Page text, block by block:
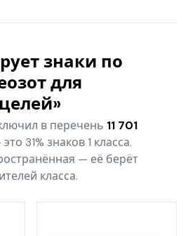
знаки по
для
в перечень 11 701
31% знаков 1 класса.
— её берёт
класса.